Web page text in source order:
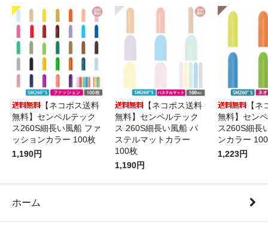
【ネコポス送料
無料】センペルテック
ス260S細長い風船 ファ
ッションカラー 100枚
1,190円
【ネコポス送料
無料】センペルテック
ス 260S細長い風船 パ
ステルマットカラー
100枚
1,190円
【
無料】セン
ス260S細長
ンカラー
1,223円
ホーム